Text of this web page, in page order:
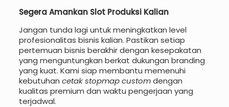
Segera Amankan Slot Produksi Kalian
Jangan tunda lagi untuk meningkatkan level
profesionalitas bisnis kalian. Pastikan setiap
pertemuan bisnis berakhir dengan kesepakatan
yang menguntungkan berkat dukungan branding
yang kuat. Kami siap membantu memenuhi
kebutuhan cetak stopmap customdengan
kualitas premium dan waktu pengerjaan yang
terjadwal.